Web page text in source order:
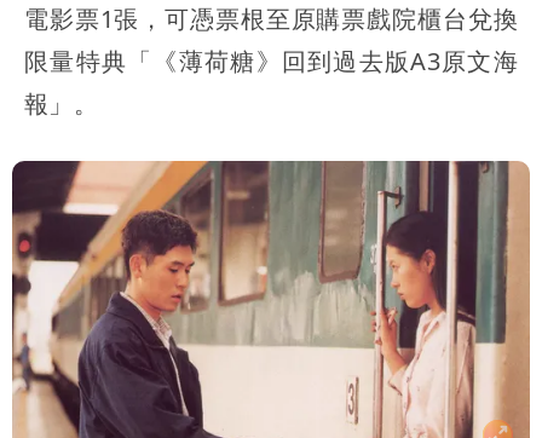
電影票1張，可憑票根至原購票戲院櫃台兌換
限量特典「《薄荷糖》回到過去版A3原文海
報」。